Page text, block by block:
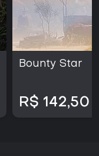
Bounty Star
R$ 142,50